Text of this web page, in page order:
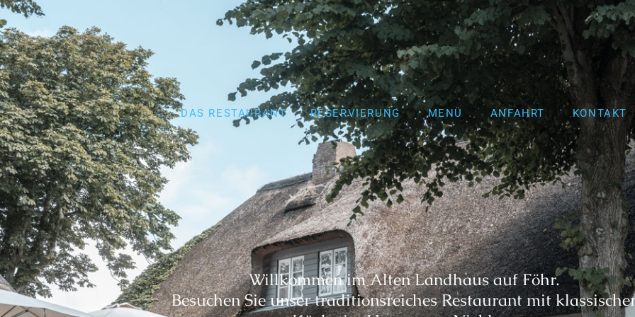
DAS RESTAURANT RESERVIERUNG MENÜ ANFAHRT KONTAKT
Willkommen im Alten Landhaus auf Föhr.
Besuchen Sie unser traditionsreiches Restaurant mit